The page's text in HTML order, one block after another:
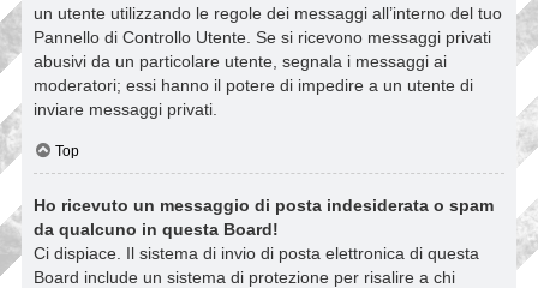
un utente utilizzando le regole dei messaggi all’interno del tuo
Pannello di Controllo Utente. Se si ricevono messaggi privati ​​
abusivi da un particolare utente, segnala i messaggi ai
moderatori; essi hanno il potere di impedire a un utente di
inviare messaggi privati​​.
Top
Ho ricevuto un messaggio di posta indesiderata o spam
da qualcuno in questa Board!
Ci dispiace. Il sistema di invio di posta elettronica di questa
Board include un sistema di protezione per risalire a chi